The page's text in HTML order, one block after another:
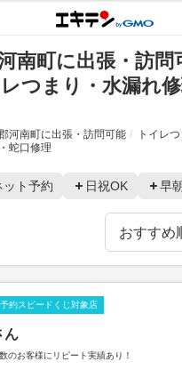
南町に出張・訪問
つまり・水漏れ
河南町に出張・訪問可能
トイレ
蛇口修理
ット予約 日祝OK 早
約スピードくじ対象店
ん
お客様にリピート実績あり！